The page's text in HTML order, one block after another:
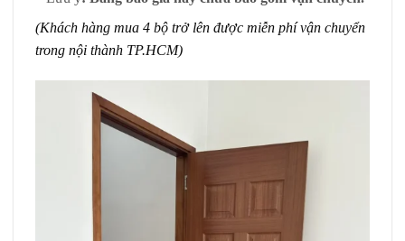
(Khách hàng mua 4 bộ trở lên được miễn phí vận chuyển
trong nội thành TP.HCM)